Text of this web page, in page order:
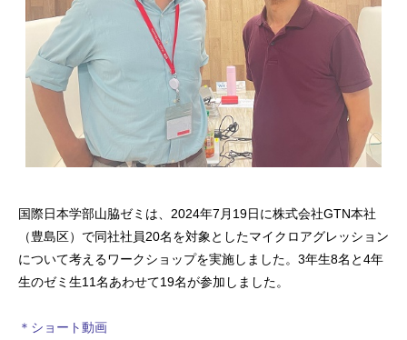
国際日本学部山脇ゼミは、2024年7月19日に株式会社GTN本社
（豊島区）で同社社員20名を対象としたマイクロアグレッション
について考えるワークショップを実施しました。3年生8名と4年
生のゼミ生11名あわせて19名が参加しました。
＊ショート動画